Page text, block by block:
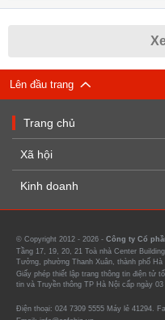
Lên đầu trang
Trang chủ
Xã hội
Kinh doanh
© Copyright 2012 - 2026 - Công ty Cổ
Tầng 17, 19, 20, 21 Toà nhà Center
Tưởng, phường Thanh Xuân, thành phố Hà
Giấy phép thiết lập trang thông tin điện tử
tin và Truyền thông TP Hà Nội cấp ngày 03
Điện thoại: 024 7309 5555 Máy lẻ 41294.